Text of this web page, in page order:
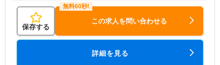
保存する
この求人を問い合わせる
詳細を見る